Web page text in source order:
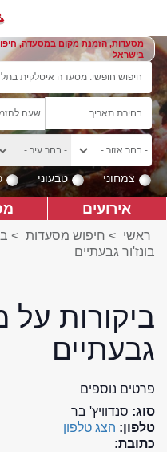
מסעדות, הזמנת מקום במסעדה,
בישראל
צמחוני טבעוני
אירועים
ראשי > חיפוש מסעדות >
בונז'ור גבעתיים
ביקורות על
גבעתיים
פרטים נוספים
סוג: סנדוויץ' בר
טלפון: הצג טלפון
כתובת: